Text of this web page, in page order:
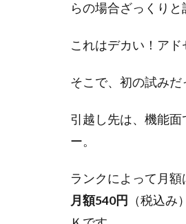
らの場合ざっくり
これはデカい！アド
そこで、初の試みだ
引越し先は、機能
ー。
ランクによって月
月額540円
（税込み